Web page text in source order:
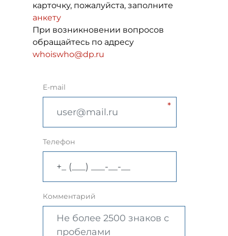
карточку, пожалуйста, заполните
анкету
При возникновении вопросов
обращайтесь по адресу
whoiswho@dp.ru
E-mail
Телефон
Комментарий